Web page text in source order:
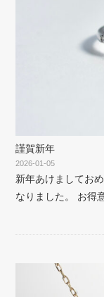
謹賀新年
2026-01-05
新年あけましてお
なりました。 お得